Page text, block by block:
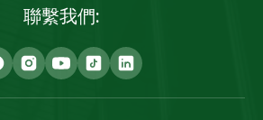
聯繫我們: